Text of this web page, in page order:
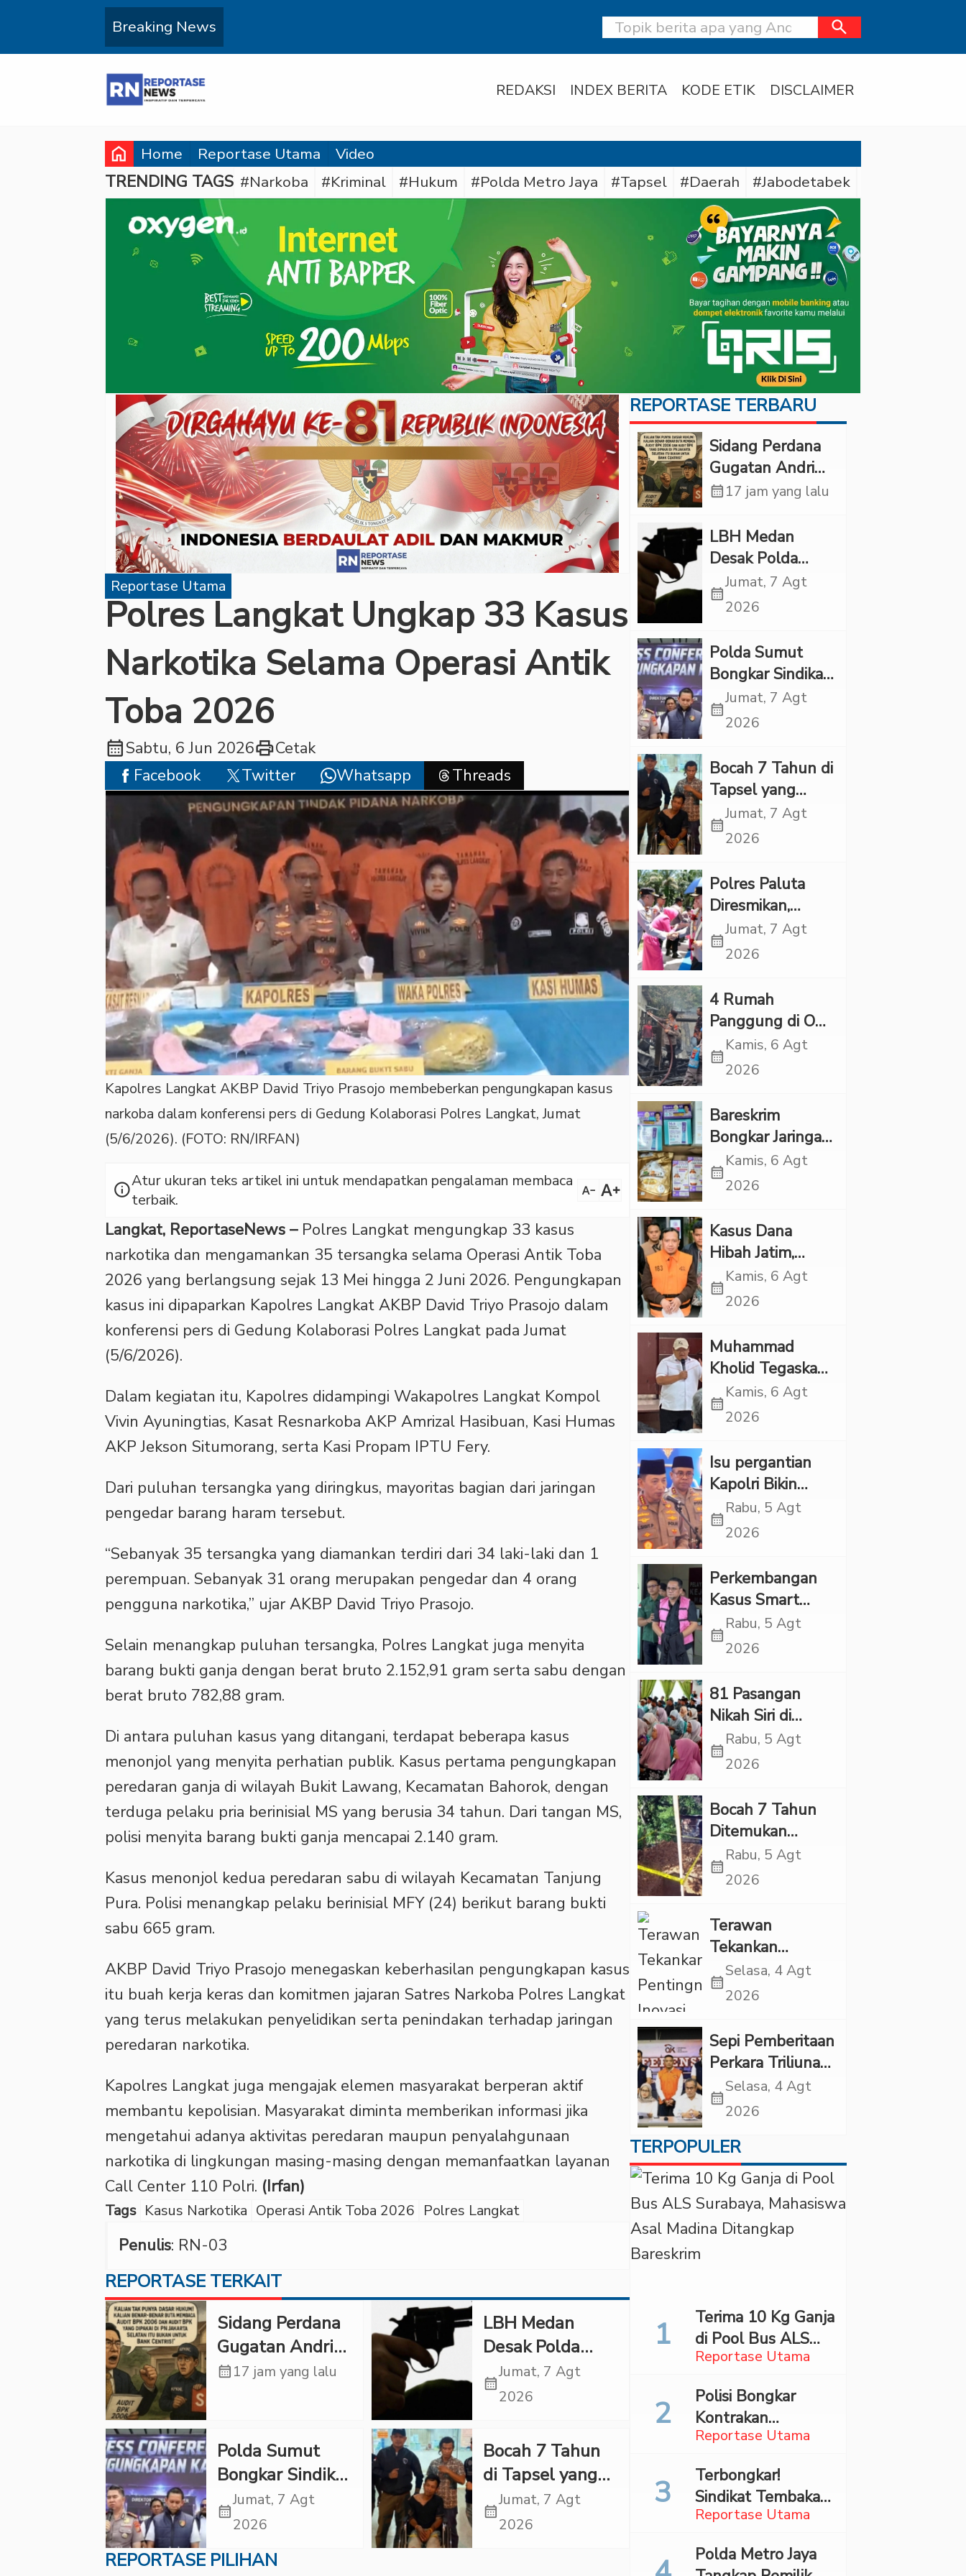
Breaking News search
REDAKSI INDEX BERITA KODE ETIK DISCLAIMER
home Home Reportase Utama Video
TRENDING TAGS #Narkoba #Kriminal #Hukum #Polda Metro Jaya #Tapsel #Daerah #Jabodetabek
Reportase Utama
Polres Langkat Ungkap 33 Kasus
Narkotika Selama Operasi Antik
Toba 2026
calendar_monthSabtu, 6 Jun 2026printCetak
Facebook
Twitter Whatsapp Threads
Kapolres Langkat AKBP David Triyo Prasojo membeberkan pengungkapan kasus
narkoba dalam konferensi pers di Gedung Kolaborasi Polres Langkat, Jumat
(5/6/2026). (FOTO: RN/IRFAN)
infoAtur ukuran teks artikel ini untuk mendapatkan pengalaman membaca
terbaik.
text_decrease text_increase
Langkat, ReportaseNews – Polres Langkat mengungkap 33 kasus
narkotika dan mengamankan 35 tersangka selama Operasi Antik Toba
2026 yang berlangsung sejak 13 Mei hingga 2 Juni 2026. Pengungkapan
kasus ini dipaparkan Kapolres Langkat AKBP David Triyo Prasojo dalam
konferensi pers di Gedung Kolaborasi Polres Langkat pada Jumat
(5/6/2026).
Dalam kegiatan itu, Kapolres didampingi Wakapolres Langkat Kompol
Vivin Ayuningtias, Kasat Resnarkoba AKP Amrizal Hasibuan, Kasi Humas
AKP Jekson Situmorang, serta Kasi Propam IPTU Fery.
Dari puluhan tersangka yang diringkus, mayoritas bagian dari jaringan
pengedar barang haram tersebut.
“Sebanyak 35 tersangka yang diamankan terdiri dari 34 laki-laki dan 1
perempuan. Sebanyak 31 orang merupakan pengedar dan 4 orang
pengguna narkotika,” ujar AKBP David Triyo Prasojo.
Selain menangkap puluhan tersangka, Polres Langkat juga menyita
barang bukti ganja dengan berat bruto 2.152,91 gram serta sabu dengan
berat bruto 782,88 gram.
Di antara puluhan kasus yang ditangani, terdapat beberapa kasus
menonjol yang menyita perhatian publik. Kasus pertama pengungkapan
peredaran ganja di wilayah Bukit Lawang, Kecamatan Bahorok, dengan
terduga pelaku pria berinisial MS yang berusia 34 tahun. Dari tangan MS,
polisi menyita barang bukti ganja mencapai 2.140 gram.
Kasus menonjol kedua peredaran sabu di wilayah Kecamatan Tanjung
Pura. Polisi menangkap pelaku berinisial MFY (24) berikut barang bukti
sabu 665 gram.
AKBP David Triyo Prasojo menegaskan keberhasilan pengungkapan kasus
itu buah kerja keras dan komitmen jajaran Satres Narkoba Polres Langkat
yang terus melakukan penyelidikan serta penindakan terhadap jaringan
peredaran narkotika.
Kapolres Langkat juga mengajak elemen masyarakat berperan aktif
membantu kepolisian. Masyarakat diminta memberikan informasi jika
mengetahui adanya aktivitas peredaran maupun penyalahgunaan
narkotika di lingkungan masing-masing dengan memanfaatkan layanan
Call Center 110 Polri. (Irfan)
Tags Kasus Narkotika Operasi Antik Toba 2026 Polres Langkat
Penulis: RN-03
REPORTASE TERKAIT
Sidang Perdana
Gugatan Andri
Tedjadharma di
PUPN Mangkir
calendar_month17 jam yang lalu
LBH Medan
Desak Polda
Sumut Usut
Kematian Winda
calendar_month
Jumat, 7 Agt
2026
Polda Sumut
Bongkar Sindikat
Scamming
Internasional,
Rp6,7 Miliar
calendar_month
Jumat, 7 Agt
2026
Bocah 7 Tahun
di Tapsel yang
Ditemukan
Tewas di Sumur
calendar_month
Jumat, 7 Agt
2026
REPORTASE PILIHAN
REPORTASE TERBARU
Sidang Perdana
Gugatan Andri
Tedjadharma di
KPKNL dan
PUPN Mangkir
calendar_month17 jam yang lalu
LBH Medan
Desak Polda
Sumut Usut
Kematian Winda
calendar_month
Jumat, 7 Agt
2026
Polda Sumut
Bongkar Sindikat
Scamming
Internasional,
Rp6,7 Miliar
calendar_month
Jumat, 7 Agt
2026
Bocah 7 Tahun di
Tapsel yang
Ditemukan
Tewas di Sumur
Kekerasan
Seksual
calendar_month
Jumat, 7 Agt
2026
Polres Paluta
Diresmikan,
Begini
Tanggapan
calendar_month
Jumat, 7 Agt
2026
‎4 Rumah
Panggung di OKI
Ludes Terbakar,
Kerugian Capai
calendar_month
Kamis, 6 Agt
2026
Bareskrim
Bongkar Jaringan
Etomidate dari
Thailand, 4
calendar_month
Kamis, 6 Agt
2026
Kasus Dana
Hibah Jatim,
Siliwangi: Partai
Punya Tanggung
calendar_month
Kamis, 6 Agt
2026
Muhammad
Kholid Tegaskan
Propaganda
LGBT Harus
Minta Negara
Melindungi
Korban
calendar_month
Kamis, 6 Agt
2026
Isu pergantian
Kapolri Bikin
Panas, JMP Puji
Respons Jenderal
“Adem”
calendar_month
Rabu, 5 Agt
2026
Perkembangan
Kasus Smart
Village, Jaksa
Kembali Periksa
calendar_month
Rabu, 5 Agt
2026
81 Pasangan
Nikah Siri di
Tapsel Ikuti
Sidang Isbat
calendar_month
Rabu, 5 Agt
2026
Bocah 7 Tahun
Ditemukan
Tewas dalam
Sumur di Tapsel,
Kekerasan
calendar_month
Rabu, 5 Agt
2026
Terawan
Tekankan
Pentingnya
Inovasi
di “Indonesian
Brain Forum
2026 UPN
Veteran Jakarta”
calendar_month
Selasa, 4 Agt
2026
Sepi Pemberitaan
Perkara Triliunan
Rupiah Investree,
Ternyata Sudah
calendar_month
Selasa, 4 Agt
2026
TERPOPULER
Reportase Utama
Terima 10 Kg Ganja
di Pool Bus ALS
Surabaya,
Madina Ditangkap
Bareskrim
Reportase Utama
Polisi Bongkar
Kontrakan
Penyimpan 27,96
Reportase Utama
Terbongkar!
Sindikat Tembakau
Sintetis Bermodus
di Jaksel
Polda Metro Jaya